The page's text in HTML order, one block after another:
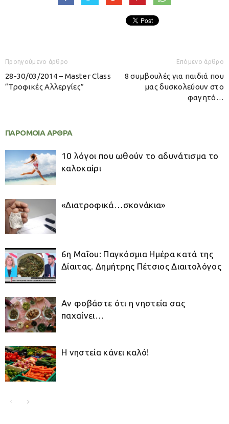
Προηγούμενο άρθρο
28-30/03/2014 – Master Class
“Τροφικές Αλλεργίες”
Επόμενο άρθρο
8 συμβουλές για παιδιά που
μας δυσκολεύουν στο
φαγητό…
ΠΑΡΟΜΟΙΑ ΑΡΘΡΑ
10 λόγοι που ωθούν το αδυνάτισμα το
καλοκαίρι
«Διατροφικά…σκονάκια»
6η Μαΐου: Παγκόσμια Ημέρα κατά της
Δίαιτας. Δημήτρης Πέτσιος Διαιτολόγος
Αν φοβάστε ότι η νηστεία σας
παχαίνει…
Η νηστεία κάνει καλό!